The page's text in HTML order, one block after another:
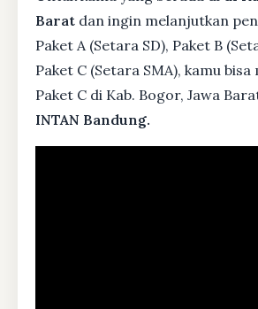
Barat dan ingin melanjutkan
Paket A (Setara SD), Paket B
Paket C (Setara SMA), kamu
Paket C di Kab. Bogor, Jawa
INTAN Bandung.